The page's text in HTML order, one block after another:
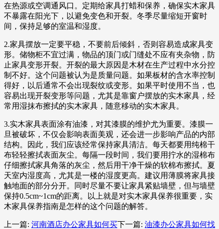
在热源或空调通风口。定期给家具打蜡和保养，确保实木家具
不暴露在阳光下，以避免变色和开裂。冬季尽量缩短开窗时
间，保持足够的室温和湿度。
2.家具摆放一定要平稳，不要前后倾斜，否则容易造成家具变
形。储物柜不宜过满，物品的顶门或门缝处不应有夹杂物，防
止家具变形开裂。开裂的最大原因是木材在生产过程中水分控
制不好。这个问题被认为是质量问题。如果板材的含水率控制
得好，以后通常不会出现裂纹或变形。如果平时使用不当，也
容易出现开裂变形等问题，尤其是靠窗户摆放的实木家具，经
常用湿抹布擦拭的实木家具，随意移动的实木家具。
3.实木家具表面涂有油漆，对其漆膜的维护尤为重要。漆膜一
旦被破坏，不仅会影响表面美观，还会进一步影响产品的内部
结构。因此，我们应该经常保持家具清洁。每天都要用纯棉干
布轻轻擦拭表面灰尘。每隔一段时间，我们要用拧水的湿棉布
仔细擦拭家具角落的灰尘，然后用干净干燥的软棉布擦拭。夏
天室内湿度高，尤其是一楼的湿度更高。建议用薄膜将家具接
触地面的部分分开。同时尽量不要让家具紧贴墙壁，但与墙壁
保持0.5cm~1cm的距离。以上就是对实木家具保养很重要，实
木家具保养指南是怎样的这个问题的解答。
上一篇: 河南酒店办公家具如何买下一篇: 油漆办公家具如何找